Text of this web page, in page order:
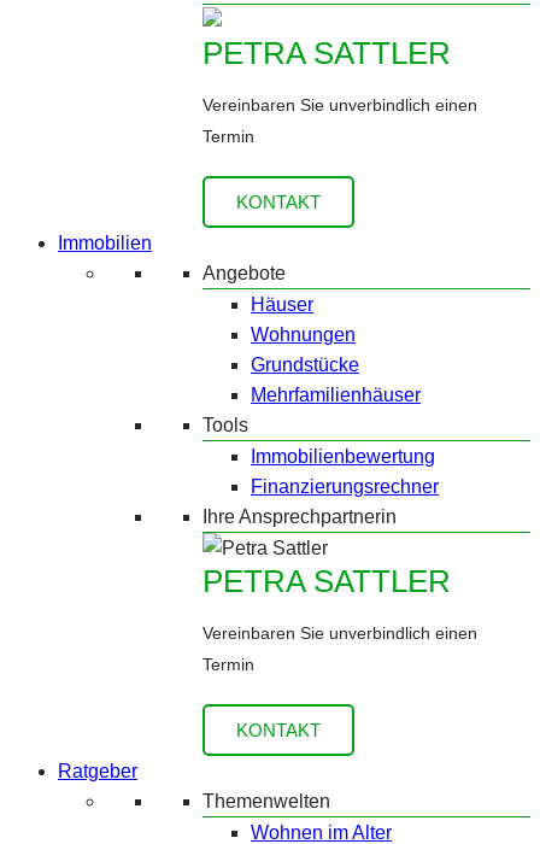
PETRA SATTLER
Vereinbaren Sie unverbindlich einen
Termin
KONTAKT
Immobilien
Angebote
Häuser
Wohnungen
Grundstücke
Mehrfamilienhäuser
Tools
Immobilienbewertung
Finanzierungsrechner
Ihre Ansprechpartnerin
PETRA SATTLER
Vereinbaren Sie unverbindlich einen
Termin
KONTAKT
Ratgeber
Themenwelten
Wohnen im Alter